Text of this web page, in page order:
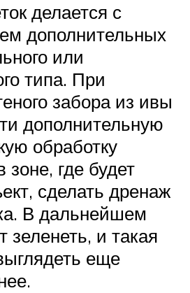
делается с
дополнительных
или
типа. При
забора из ивы
дополнительную
обработку
где будет
сделать дренаж
В дальнейшем
зеленеть, и такая
еще